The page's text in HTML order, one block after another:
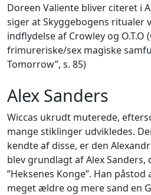
Doreen Valiente bliver citeret i
siger at Skyggebogens
indflydelse af Crowley og O.T.O
frimureriske/sex magiske
Tomorrow”, s. 85)
Alex Sanders
Wiccas ukrudt muterede,
mange stiklinger udvikledes.
kendte af disse, er den
blev grundlagt af Alex Sanders,
”Heksenes Konge”. Han
meget ældre og mere sand en